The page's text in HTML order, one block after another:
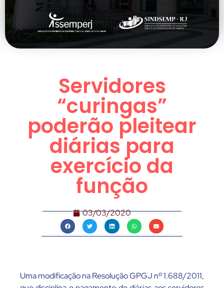
Servidores
“curingas”
poderão pleitear
diárias para
exercício da
função
03/03/2020
Uma modificação na Resolução GPGJ nº 1.688/2011,